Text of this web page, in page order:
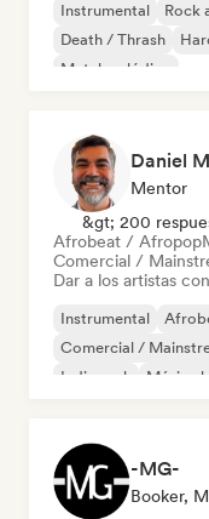
Instrumental Rock
Death / Thrash
Metal melódico
Daniel
Mentor
&gt; 200
Afrobeat / Afropop
Comercial /
Dar a los artistas
Instrumental
Comercial /
Indie rock
Música
-MG-
Booker,